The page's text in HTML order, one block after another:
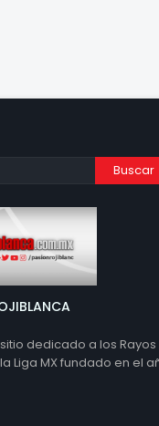
dedicado a los Rayos
Liga MX fundado en el